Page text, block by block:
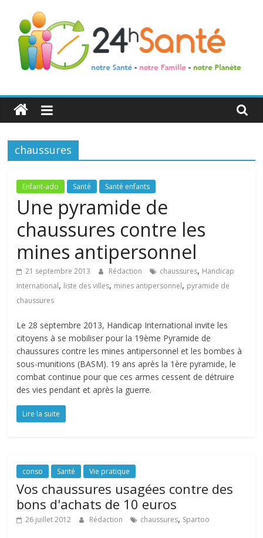
24h
Santé
La
de
toute
famille
chaussures
Enfant-ado Santé Santé enfants
Une pyramide de
chaussures contre les
mines antipersonnel
21 septembre 2013 Rédaction chaussures, Handicap
International, liste des villes, mines antipersonnel, pyramide de
chaussures
Le 28 septembre 2013, Handicap International invite les
citoyens à se mobiliser pour la 19ème Pyramide de
chaussures contre les mines antipersonnel et les bombes à
sous-munitions (BASM). 19 ans après la 1ère pyramide, le
combat continue pour que ces armes cessent de détruire
des vies pendant et après la guerre.
Lire la suite
conso Santé Vie pratique
Vos chaussures usagées contre des
bons d'achats de 10 euros
26 juillet 2012 Rédaction chaussures, Spartoo